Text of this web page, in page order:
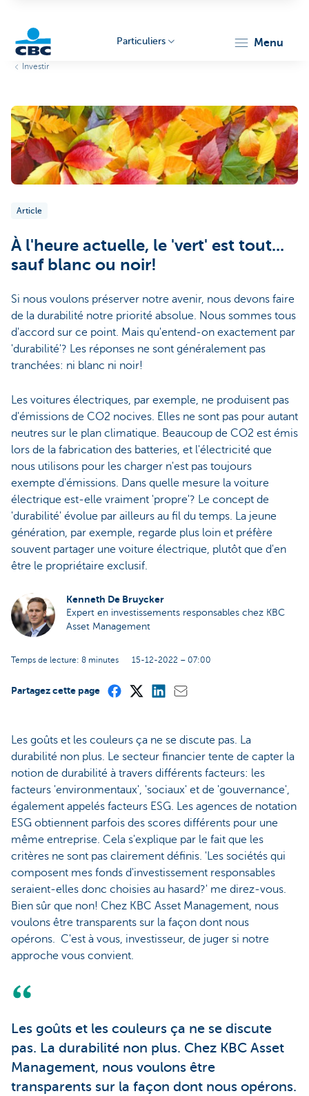
Particuliers menu
Investir
Article
À l'heure actuelle, le 'vert' est tout...
sauf blanc ou noir!
Si nous voulons préserver notre avenir, nous devons faire
de la durabilité notre priorité absolue. Nous sommes tous
d'accord sur ce point. Mais qu'entend-on exactement par
'durabilité'? Les réponses ne sont généralement pas
tranchées: ni blanc ni noir!
Les voitures électriques, par exemple, ne produisent pas
d'émissions de CO2 nocives. Elles ne sont pas pour autant
neutres sur le plan climatique. Beaucoup de CO2 est émis
lors de la fabrication des batteries, et l'électricité que
nous utilisons pour les charger n'est pas toujours
exempte d'émissions. Dans quelle mesure la voiture
électrique est-elle vraiment 'propre'? Le concept de
'durabilité' évolue par ailleurs au fil du temps. La jeune
génération, par exemple, regarde plus loin et préfère
souvent partager une voiture électrique, plutôt que d'en
être le propriétaire exclusif.
Kenneth De Bruycker
Expert en investissements responsables chez KBC
Asset Management
Temps de lecture: 8 minutes 15-12-2022 – 07:00
Partagez cette page
Les goûts et les couleurs ça ne se discute pas. La
durabilité non plus. Le secteur financier tente de capter la
notion de durabilité à travers différents facteurs: les
facteurs 'environmentaux', 'sociaux' et de 'gouvernance',
également appelés facteurs ESG. Les agences de notation
ESG obtiennent parfois des scores différents pour une
même entreprise. Cela s'explique par le fait que les
critères ne sont pas clairement définis. 'Les sociétés qui
composent mes fonds d'investissement responsables
seraient-elles donc choisies au hasard?' me direz-vous.
Bien sûr que non! Chez KBC Asset Management, nous
voulons être transparents sur la façon dont nous
opérons. C'est à vous, investisseur, de juger si notre
approche vous convient.
Les goûts et les couleurs ça ne se discute
pas. La durabilité non plus. Chez KBC Asset
Management, nous voulons être
transparents sur la façon dont nous opérons.